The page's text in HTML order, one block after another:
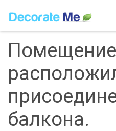
Помещение
балкона.